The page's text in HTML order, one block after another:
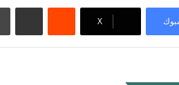
‫X